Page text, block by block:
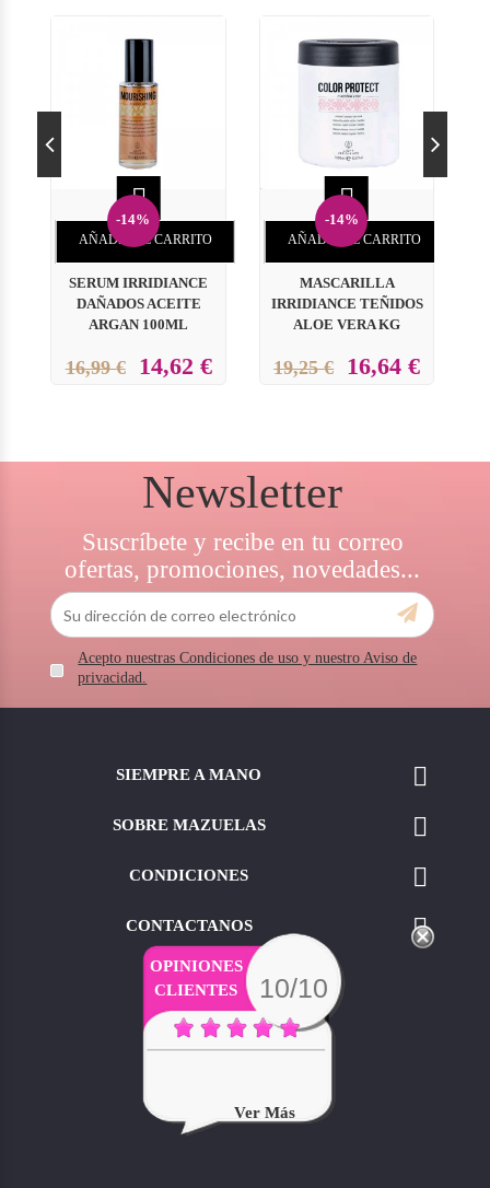
-14%

AÑADIR AL CARRITO
SERUM IRRIDIANCE
DAÑADOS ACEITE
ARGAN 100ML
16,99 € 14,62 €
-14%

AÑADIR AL CARRITO
MASCARILLA
IRRIDIANCE TEÑIDOS
ALOE VERA KG
19,25 € 16,64 €
Newsletter
Suscríbete y recibe en tu correo
ofertas, promociones, novedades...
Acepto nuestras Condiciones de uso y nuestro Aviso de
privacidad.
SIEMPRE A MANO 
SOBRE MAZUELAS 
CONDICIONES 
CONTACTANOS 
OPINIONES
CLIENTES
10/10
Ver Más